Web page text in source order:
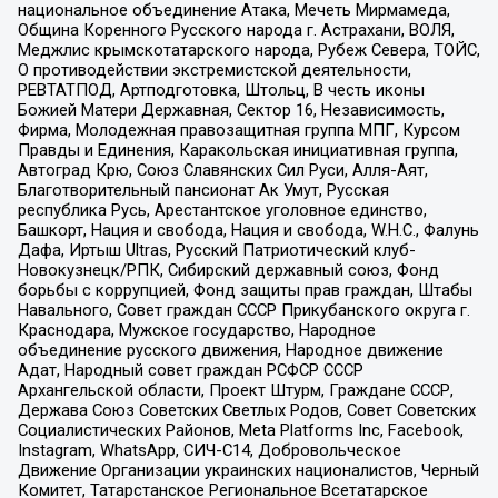
национальное объединение Атака, Мечеть Мирмамеда,
Община Коренного Русского народа г. Астрахани, ВОЛЯ,
Меджлис крымскотатарского народа, Рубеж Севера, ТОЙС,
О противодействии экстремистской деятельности,
РЕВТАТПОД, Артподготовка, Штольц, В честь иконы
Божией Матери Державная, Сектор 16, Независимость,
Фирма, Молодежная правозащитная группа МПГ, Курсом
Правды и Единения, Каракольская инициативная группа,
Автоград Крю, Союз Славянских Сил Руси, Алля-Аят,
Благотворительный пансионат Ак Умут, Русская
республика Русь, Арестантское уголовное единство,
Башкорт, Нация и свобода, Нация и свобода, W.H.С., Фалунь
Дафа, Иртыш Ultras, Русский Патриотический клуб-
Новокузнецк/РПК, Сибирский державный союз, Фонд
борьбы с коррупцией, Фонд защиты прав граждан, Штабы
Навального, Совет граждан СССР Прикубанского округа г.
Краснодара, Мужское государство, Народное
объединение русского движения, Народное движение
Адат, Народный совет граждан РСФСР СССР
Архангельской области, Проект Штурм, Граждане СССР,
Держава Союз Советских Светлых Родов, Совет Советских
Социалистических Районов, Meta Platforms Inc, Facebook,
Instagram, WhatsApp, СИЧ-С14, Добровольческое
Движение Организации украинских националистов, Черный
Комитет, Татарстанское Региональное Всетатарское